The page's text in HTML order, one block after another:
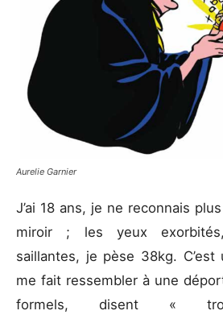
Aurelie Garnier
J’ai 18 ans, je ne reconnais
miroir ; les yeux
saillantes, je pèse 38kg.
me fait ressembler à une
formels, disent «